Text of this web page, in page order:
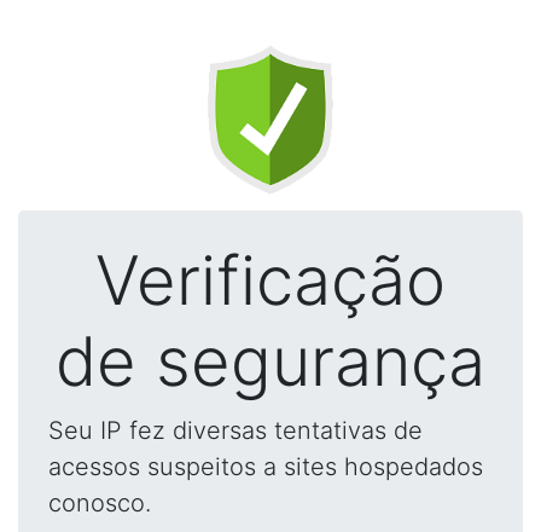
Verificação
de segurança
Seu IP fez diversas tentativas de
acessos suspeitos a sites hospedados
conosco.